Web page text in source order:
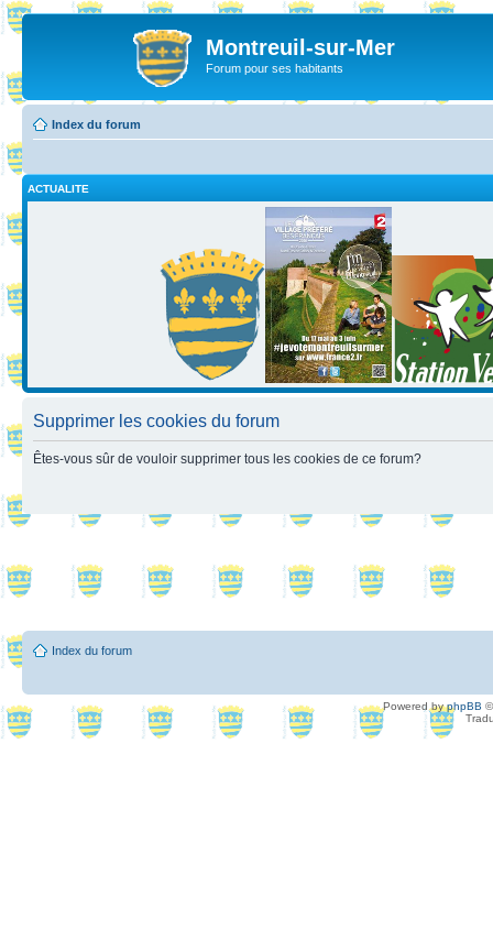
Montreuil-sur-Mer
Forum pour ses habitants
Index du forum
ACTUALITE
Supprimer les cookies du forum
Êtes-vous sûr de vouloir supprimer tous les cookies de ce forum?
Index du forum
Powered byphpBB